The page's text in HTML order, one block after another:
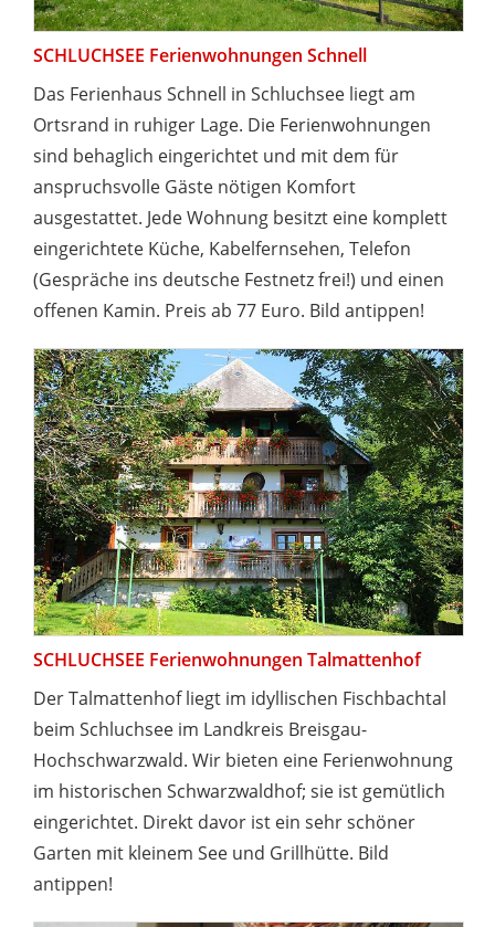
SCHLUCHSEE Ferienwohnungen Schnell
Das Ferienhaus Schnell in Schluchsee liegt am
Ortsrand in ruhiger Lage. Die Ferienwohnungen
sind behaglich eingerichtet und mit dem für
anspruchsvolle Gäste nötigen Komfort
ausgestattet. Jede Wohnung besitzt eine komplett
eingerichtete Küche, Kabelfernsehen, Telefon
(Gespräche ins deutsche Festnetz frei!) und einen
offenen Kamin. Preis ab 77 Euro. Bild antippen!
SCHLUCHSEE Ferienwohnungen Talmattenhof
Der Talmattenhof liegt im idyllischen Fischbachtal
beim Schluchsee im Landkreis Breisgau-
Hochschwarzwald. Wir bieten eine Ferienwohnung
im historischen Schwarzwaldhof; sie ist gemütlich
eingerichtet. Direkt davor ist ein sehr schöner
Garten mit kleinem See und Grillhütte. Bild
antippen!